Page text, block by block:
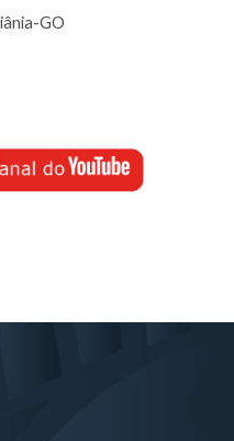
GO